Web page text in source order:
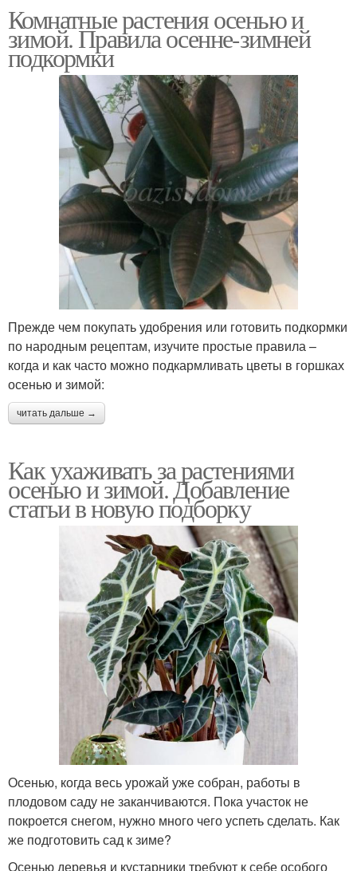
Комнатные растения осенью и
зимой. Правила осенне-зимней
подкормки
Прежде чем покупать удобрения или готовить подкормки
по народным рецептам, изучите простые правила –
когда и как часто можно подкармливать цветы в горшках
осенью и зимой:
читать дальше →
Как ухаживать за растениями
осенью и зимой. Добавление
статьи в новую подборку
Осенью, когда весь урожай уже собран, работы в
плодовом саду не заканчиваются. Пока участок не
покроется снегом, нужно много чего успеть сделать. Как
же подготовить сад к зиме?
Осенью деревья и кустарники требуют к себе особого